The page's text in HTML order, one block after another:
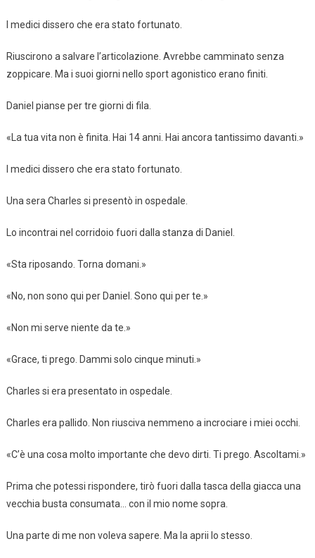
I medici dissero che era stato fortunato.
Riuscirono a salvare l’articolazione. Avrebbe camminato senza
zoppicare. Ma i suoi giorni nello sport agonistico erano finiti.
Daniel pianse per tre giorni di fila.
«La tua vita non è finita. Hai 14 anni. Hai ancora tantissimo davanti.»
I medici dissero che era stato fortunato.
Una sera Charles si presentò in ospedale.
Lo incontrai nel corridoio fuori dalla stanza di Daniel.
«Sta riposando. Torna domani.»
«No, non sono qui per Daniel. Sono qui per te.»
«Non mi serve niente da te.»
«Grace, ti prego. Dammi solo cinque minuti.»
Charles si era presentato in ospedale.
Charles era pallido. Non riusciva nemmeno a incrociare i miei occhi.
«C’è una cosa molto importante che devo dirti. Ti prego. Ascoltami.»
Prima che potessi rispondere, tirò fuori dalla tasca della giacca una
vecchia busta consumata… con il mio nome sopra.
Una parte di me non voleva sapere. Ma la aprii lo stesso.